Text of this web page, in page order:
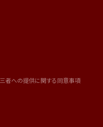
者への提供に関する同意事項